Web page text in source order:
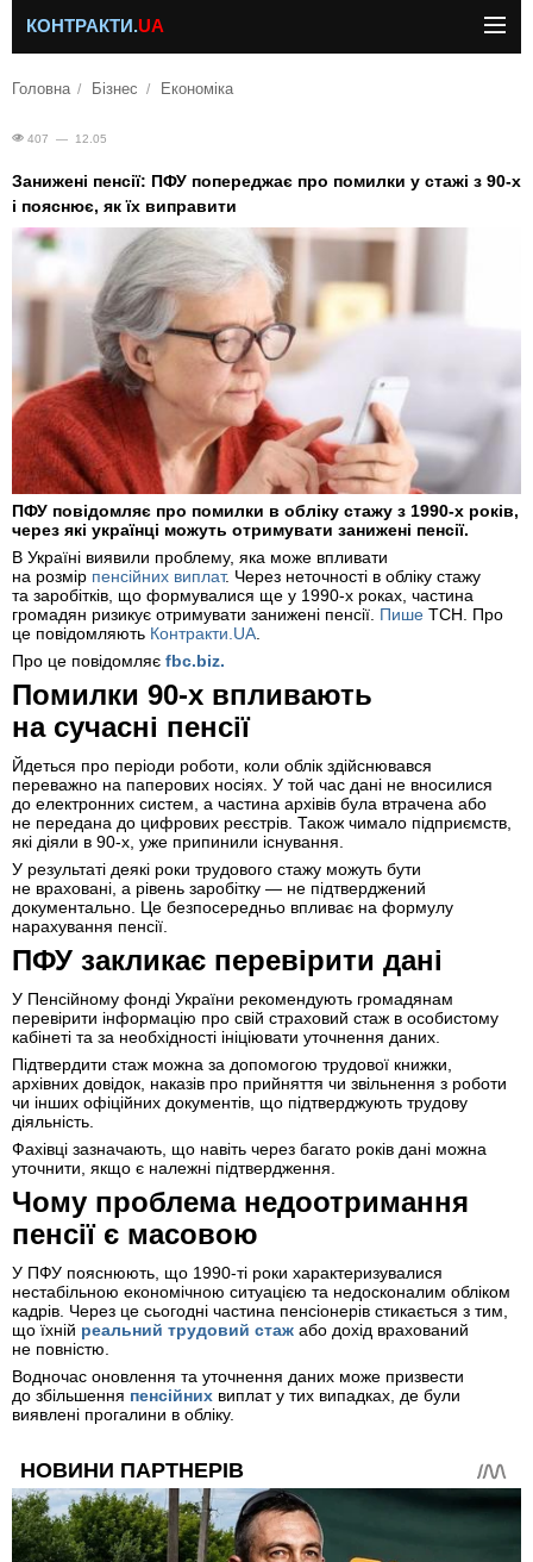
КОНТРАКТИ.UA
Головна Бізнес Економіка
407 — 12.05
Занижені пенсії: ПФУ попереджає про помилки у стажі з 90-х
і пояснює, як їх виправити
ПФУ повідомляє про помилки в обліку стажу з 1990-х років,
через які українці можуть отримувати занижені пенсії.
В Україні виявили проблему, яка може впливати
на розмір пенсійних виплат. Через неточності в обліку стажу
та заробітків, що формувалися ще у 1990-х роках, частина
громадян ризикує отримувати занижені пенсії. Пише ТСН. Про
це повідомляють Контракти.UA.
Про це повідомляє fbc.biz.
Помилки 90-х впливають
на сучасні пенсії
Йдеться про періоди роботи, коли облік здійснювався
переважно на паперових носіях. У той час дані не вносилися
до електронних систем, а частина архівів була втрачена або
не передана до цифрових реєстрів. Також чимало підприємств,
які діяли в 90-х, уже припинили існування.
У результаті деякі роки трудового стажу можуть бути
не враховані, а рівень заробітку — не підтверджений
документально. Це безпосередньо впливає на формулу
нарахування пенсії.
ПФУ закликає перевірити дані
У Пенсійному фонді України рекомендують громадянам
перевірити інформацію про свій страховий стаж в особистому
кабінеті та за необхідності ініціювати уточнення даних.
Підтвердити стаж можна за допомогою трудової книжки,
архівних довідок, наказів про прийняття чи звільнення з роботи
чи інших офіційних документів, що підтверджують трудову
діяльність.
Фахівці зазначають, що навіть через багато років дані можна
уточнити, якщо є належні підтвердження.
Чому проблема недоотримання
пенсії є масовою
У ПФУ пояснюють, що 1990-ті роки характеризувалися
нестабільною економічною ситуацією та недосконалим обліком
кадрів. Через це сьогодні частина пенсіонерів стикається з тим,
що їхній реальний трудовий стаж або дохід врахований
не повністю.
Водночас оновлення та уточнення даних може призвести
до збільшення пенсійних виплат у тих випадках, де були
виявлені прогалини в обліку.